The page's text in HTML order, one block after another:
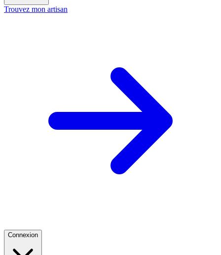
Trouvez mon artisan
Connexion